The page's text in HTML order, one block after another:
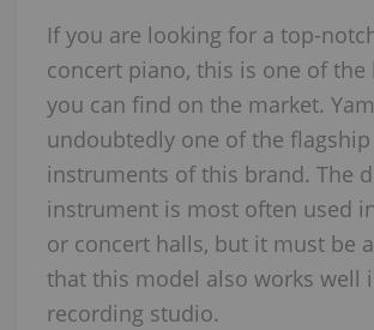
If you are looking for a top-
concert piano, this is one of the
you can find on the market.
undoubtedly one of the flagship
instruments of this brand. The
instrument is most often used
or concert halls, but it must be
that this model also works well
recording studio.